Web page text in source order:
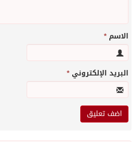
الاسم*
البريد الإلكتروني*